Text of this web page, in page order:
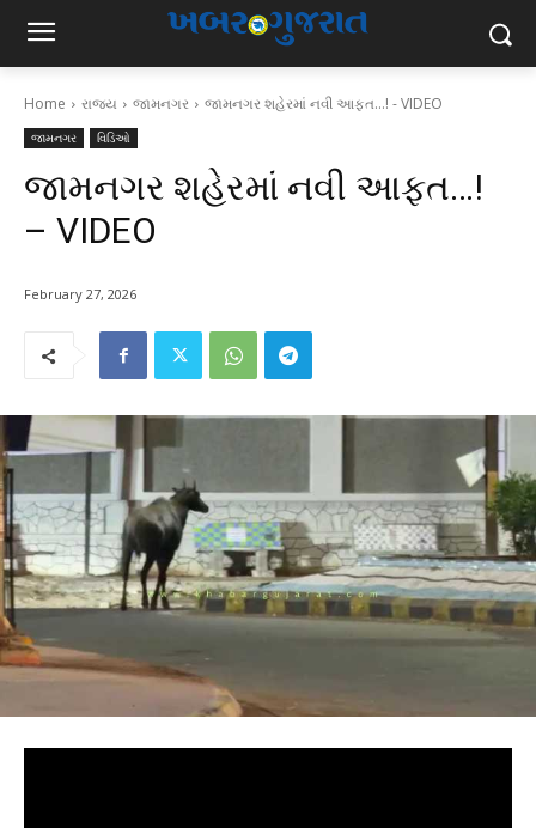
Home રાજ્ય જામનગર જામનગર શહેરમાં નવી આફત...! - VIDEO
જામનગર વિડિઓ
જામનગર શહેરમાં નવી આફત…!
– VIDEO
February 27, 2026